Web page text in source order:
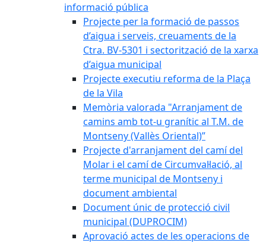
informació pública
Projecte per la formació de passos
d’aigua i serveis, creuaments de la
Ctra. BV-5301 i sectorització de la xarxa
d’aigua municipal
Projecte executiu reforma de la Plaça
de la Vila
Memòria valorada "Arranjament de
camins amb tot-u granític al T.M. de
Montseny (Vallès Oriental)”
Projecte d'arranjament del camí del
Molar i el camí de Circumval·lació, al
terme municipal de Montseny i
document ambiental
Document únic de protecció civil
municipal (DUPROCIM)
Aprovació actes de les operacions de